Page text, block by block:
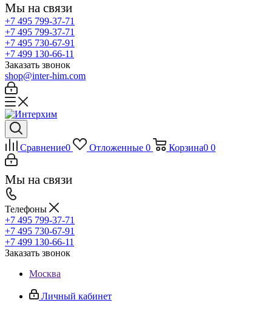
Мы на связи
+7 495 799-37-71
+7 495 799-37-71
+7 495 730-67-91
+7 499 130-66-11
Заказать звонок
shop@inter-him.com
Сравнение0 Отложенные 0 Корзина0 0
Мы на связи
Телефоны
+7 495 799-37-71
+7 495 730-67-91
+7 499 130-66-11
Заказать звонок
Москва
Личный кабинет